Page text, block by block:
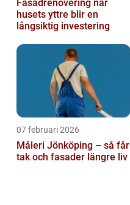
Fasadrenovering när
husets yttre blir en
långsiktig investering
07 februari 2026
Måleri Jönköping – så får
tak och fasader längre liv